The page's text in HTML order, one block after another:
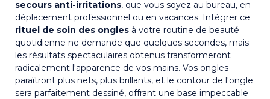
secours anti-irritations, que vous soyez au bureau, en
déplacement professionnel ou en vacances. Intégrer ce
rituel de soin des ongles à votre routine de beauté
quotidienne ne demande que quelques secondes, mais
les résultats spectaculaires obtenus transformeront
radicalement l'apparence de vos mains. Vos ongles
paraîtront plus nets, plus brillants, et le contour de l'ongle
sera parfaitement dessiné, offrant une base impeccable